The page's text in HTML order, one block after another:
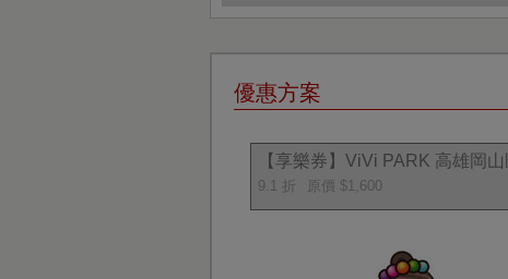
優惠方案
【享樂券】ViVi PARK 高雄岡
9.1 折 原價 $1,600